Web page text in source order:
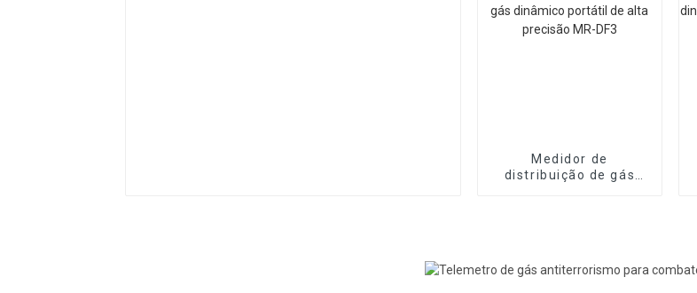
Medidor de
distribuição de gás